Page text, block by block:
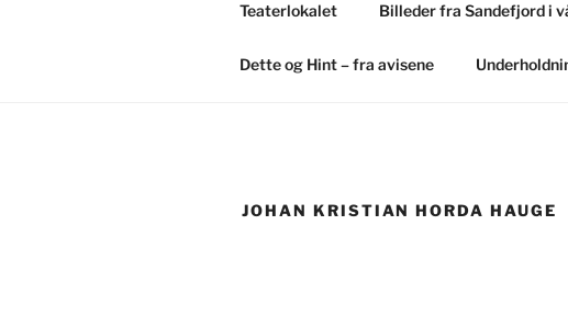
Teaterlokalet Billeder fra Sandefjord i
Dette og Hint – fra avisene
JOHAN KRISTIAN HORDA HAUGE